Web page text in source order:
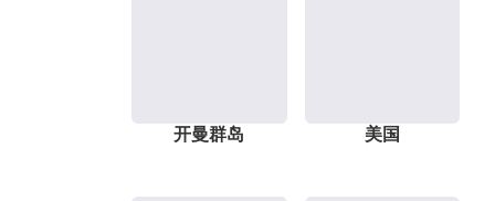
开曼群岛 美国